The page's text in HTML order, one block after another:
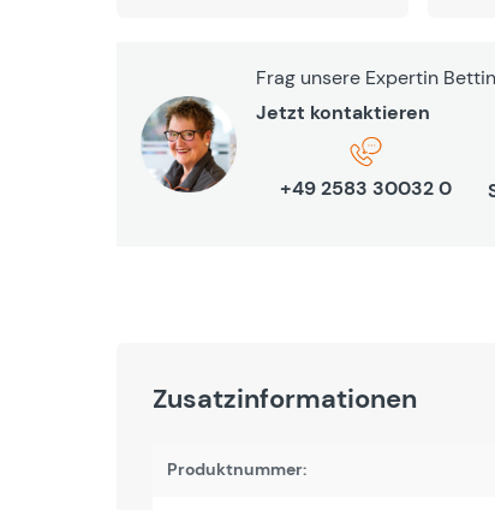
Frag unsere Expertin
Jetzt kontaktieren
+49 2583 30032 0
Zusatzinformationen
Produktnummer: